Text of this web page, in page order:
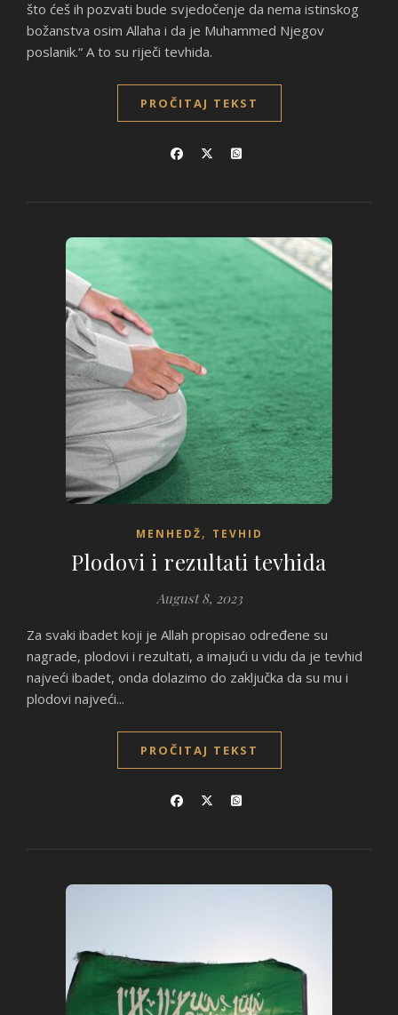
što ćeš ih pozvati bude svjedočenje da nema istinskog
božanstva osim Allaha i da je Muhammed Njegov
poslanik.“ A to su riječi tevhida.
PROČITAJ TEKST
MENHEDŽ, TEVHID
Plodovi i rezultati tevhida
August 8, 2023
Za svaki ibadet koji je Allah propisao određene su
nagrade, plodovi i rezultati, a imajući u vidu da je tevhid
najveći ibadet, onda dolazimo do zaključka da su mu i
plodovi najveći...
PROČITAJ TEKST